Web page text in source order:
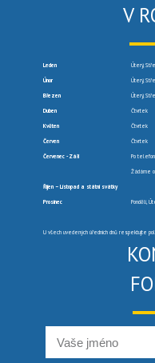
V
Leden Úterý,
Únor Úterý,
Březen Úterý,
Duben Čtvrtek
Květen Čtvrtek
Červen Čtvrtek
Červenec -Září Po
Žádáme o
Říjen – Listopad a státní svátky
Prosinec Pondělí,
U všech uvedených úředních dnů respektujte